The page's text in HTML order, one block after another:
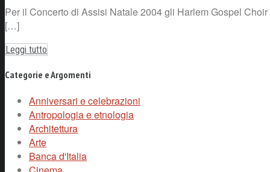
Per il Concerto di Assisi Natale 2004 gli Harlem Gospel
[…]
Leggi tutto
Categorie e Argomenti
Anniversari e celebrazioni
Antropologia e etnologia
Architettura
Arte
Banca d'Italia